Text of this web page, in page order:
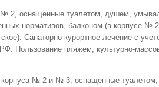
№ 2, оснащенные туалетом, душем,
нормативов, балконом (в корпусе №
Санаторно-курортное лечение с
Пользование пляжем, культурно-
корпуса № 2 и № 3, оснащенные